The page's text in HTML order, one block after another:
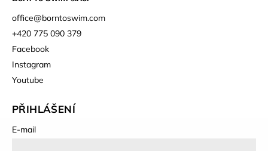
office@borntoswim.com
+420 775 090 379
Facebook
Instagram
Youtube
PŘIHLÁŠENÍ
E-mail